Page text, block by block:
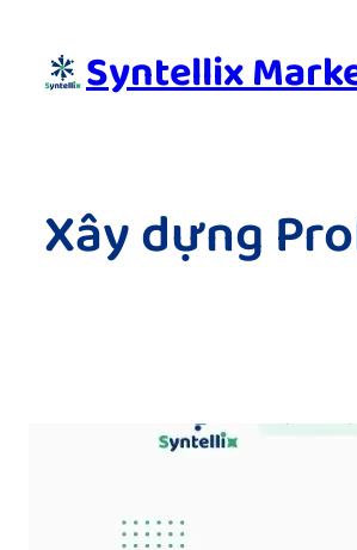
content Syntellix
Xây dựng